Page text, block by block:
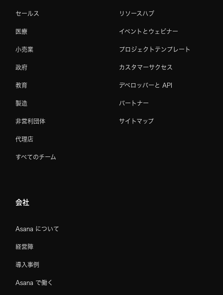
セールス
医療
小売業
政府
教育
製造
非営利団体
代理店
すべてのチーム
リソースハブ
イベントとウェビナー
プロジェクトテンプレート
カスタマーサクセス
デベロッパーと API
パートナー
サイトマップ
会社
Asana について
経営陣
導入事例
Asana で働く